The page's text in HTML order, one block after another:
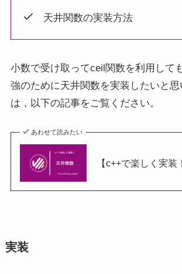
天井関数の実装方法
小数で受け取ってceil関数を利用して
強のために天井関数を実装したいと思
は，以下の記事をご覧ください。
あわせて読みたい
【c++で楽しく実
実装